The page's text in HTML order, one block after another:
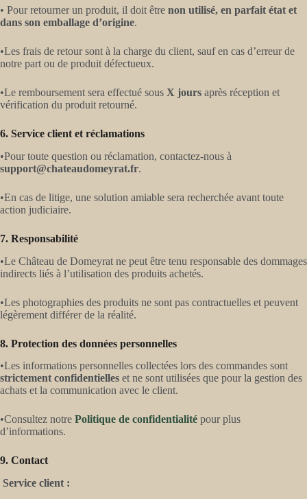
• Pour retourner un produit, il doit être non utilisé, en parfait état et
dans son emballage d’origine.
•Les frais de retour sont à la charge du client, sauf en cas d’erreur de
notre part ou de produit défectueux.
•Le remboursement sera effectué sous X jours après réception et
vérification du produit retourné.
6. Service client et réclamations
•Pour toute question ou réclamation, contactez-nous à
support@chateaudomeyrat.fr.
•En cas de litige, une solution amiable sera recherchée avant toute
action judiciaire.
7. Responsabilité
•Le Château de Domeyrat ne peut être tenu responsable des dommages
indirects liés à l’utilisation des produits achetés.
•Les photographies des produits ne sont pas contractuelles et peuvent
légèrement différer de la réalité.
8. Protection des données personnelles
•Les informations personnelles collectées lors des commandes sont
strictement confidentielles et ne sont utilisées que pour la gestion des
achats et la communication avec le client.
•Consultez notre Politique de confidentialité pour plus
d’informations.
9. Contact
Service client :